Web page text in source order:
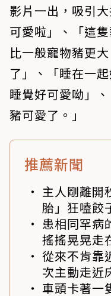
影片一出，吸引
可愛啦」、「這
比一般寵物豬更
了」、「睡在一
睡覺好可愛呦」
豬可愛了。」
推薦新聞
主人剛離開
胎」狂嗑餃
患相同罕病
搖搖晃晃走
從來不肯靠
次主動走近
車頭卡著一